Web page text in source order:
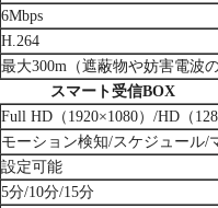
6Mbps
H.264
最大300m（遮蔽物や妨害電波
スマート受信BOX
Full HD（1920×1080）/HD（
モーション検知/スケジュール/
設定可能
5分/10分/15分